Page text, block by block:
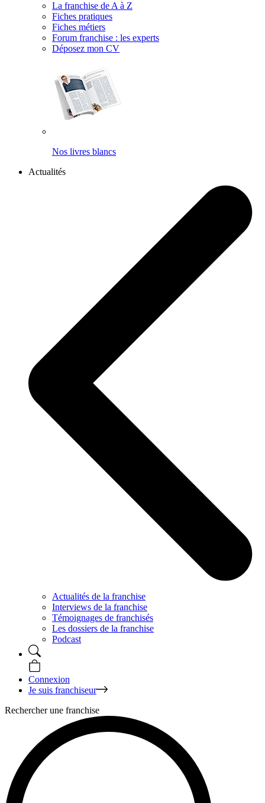
La franchise de A à Z
Fiches pratiques
Fiches métiers
Forum franchise : les experts
Déposez mon CV
Nos livres blancs
Actualités
Actualités de la franchise
Interviews de la franchise
Témoignages de franchisés
Les dossiers de la franchise
Podcast
Connexion
Je suis franchiseur
Rechercher une franchise